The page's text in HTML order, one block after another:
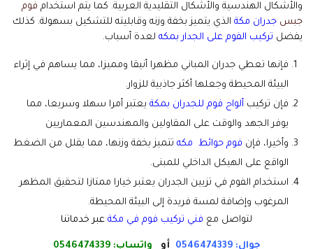
والأشكال الهندسية والأشكال التقليدية العربية. كما يتم استخدام فوم
جبس جدران مكة الذي يتميز بخفة وزنه وقابليته للتشكيل بسهولة. كذلك
يفضل تركيب الفوم على الجدار بمكه لعدة أسباب.
فإنها تعطي جدران المباني مظهرا أنيقا ومميزا، مما يساهم في إثراء
البيئة المحيطة وجعلها أكثر جاذبية للزوار.
فإن تركيب ألواح فوم للجدران بمكة يعتبر أمرا سهلا وسريعا، مما
يوفر الجهد والوقت على المقاولين والمهندسين المعماريين
وأخيرا، فإن فوم حوائط مكه تتميز بخفة وزنها، مما يقلل من الضغط
الواقع على الهيكل الداخلي للمبنى.
استخدام الفوم في تزيين الجدران يعتبر خيارا ممتازا لتحقيق المظهر
المرغوب وإضافة لمسة فريدة إلى البيئة المحيطة.
لتواصل مع فني تركيب فوم في مكة عبر خدماتنا
جوال: 0546474339 أو واتساب: 0546474339